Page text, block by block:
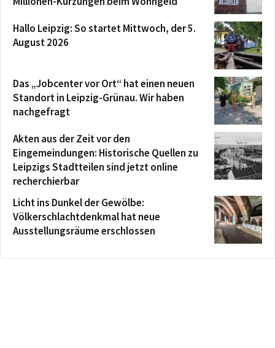
Hallo Leipzig: So startet Mittwoch, der 5.
August 2026
Das „Jobcenter vor Ort“ hat einen neuen
Standort in Leipzig-Grünau. Wir haben
nachgefragt
Akten aus der Zeit vor den
Eingemeindungen: Historische Quellen zu
Leipzigs Stadtteilen sind jetzt online
recherchierbar
Licht ins Dunkel der Gewölbe:
Völkerschlachtdenkmal hat neue
Ausstellungsräume erschlossen